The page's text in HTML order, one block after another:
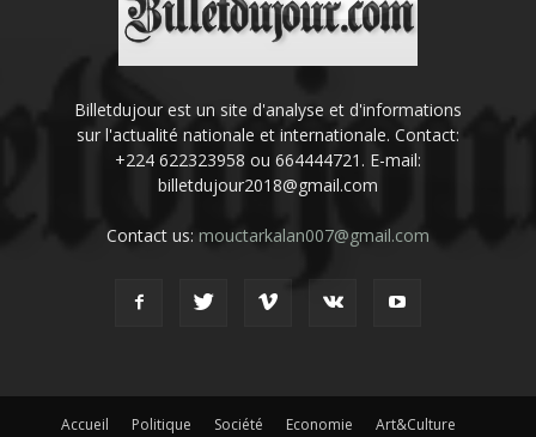
Billetdujour est un site d'analyse et d'informations
sur l'actualité nationale et internationale. Contact:
+224 622323958 ou 664444721. E-mail:
billetdujour2018@gmail.com
Contact us: mouctarkalan007@gmail.com
Accueil Politique Société Economie Art&Culture